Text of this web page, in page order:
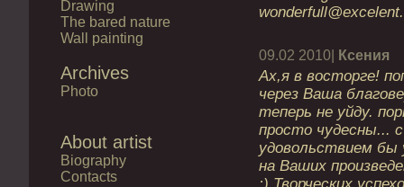
Drawing
The bared nature
Wall painting
Archives
Photo
About artist
Biography
Contacts
09.02 2010| Ксения
Ах,я в восторге!
через Ваша
теперь не уйду.
просто чудесны... с
удовольствием бы
на Ваших